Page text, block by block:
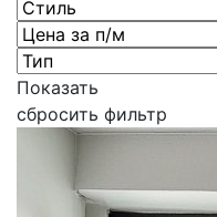
Показать
сбросить фильтр